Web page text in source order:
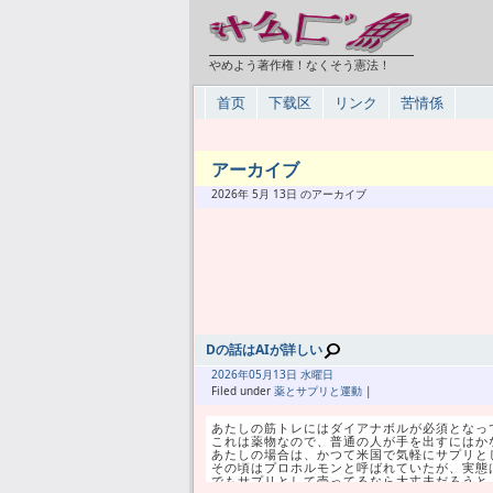
やめよう著作権！なくそう憲法！
首页 下载区 リンク 苦情係
アーカイブ
2026年 5月 13日 のアーカイブ
Dの話はAIが詳しい
2026年05月 13日 水曜日
Filed under 薬とサプリと運動 |
あたしの筋トレにはダイアナボルが必須となっ
これは薬物なので、普通の人が手を出すにはか
あたしの場合は、かつて米国で気軽にサプリ
その頃はプロホルモンと呼ばれていたが、実
でもサプリとして売ってるなら大丈夫だろう